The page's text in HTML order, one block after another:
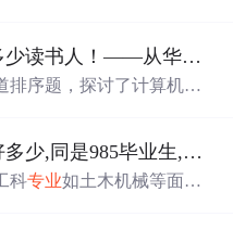
发表论文、拓展人脉及研
简单一道排序题，考倒多少读书人！——从华为一道面试题浅谈计算机
排序题，探讨了计算机专
试题目的理解和解答方
少,同是985毕业生,计算机
科专业如土木机械等面临